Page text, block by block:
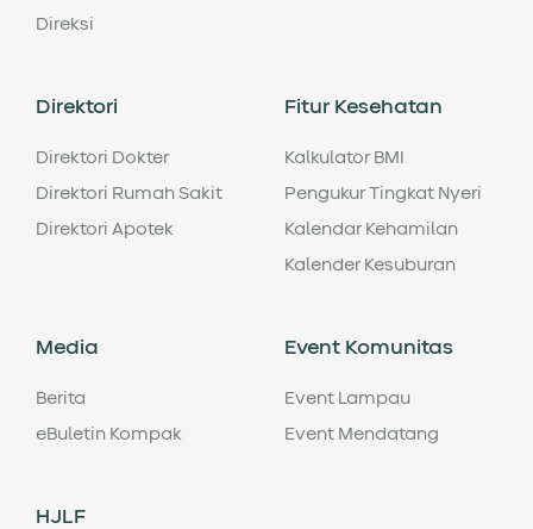
Direksi
Direktori
Direktori Dokter
Direktori Rumah Sakit
Direktori Apotek
Fitur Kesehatan
Kalkulator BMI
Pengukur Tingkat Nyeri
Kalendar Kehamilan
Kalender Kesuburan
Media
Berita
eBuletin Kompak
Event Komunitas
Event Lampau
Event Mendatang
HJLF